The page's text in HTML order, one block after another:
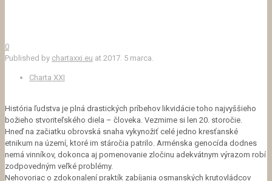
0
Published by chartaxxi.eu at 2017. 5 marca.
Charta XXI
História ľudstva je plná drastických príbehov likvidácie toho najvyššieho
božieho stvoriteľského diela – človeka. Vezmime si len 20. storočie.
Hneď na začiatku obrovská snaha vykynožiť celé jedno kresťanské
etnikum na území, ktoré im stáročia patrilo. Arménska genocída dodnes
nemá vinníkov, dokonca aj pomenovanie zločinu adekvátnym výrazom robí
zodpovedným veľké problémy.
Nehovoriac o zdokonalení praktík zabíjania osmanských krutovládcov